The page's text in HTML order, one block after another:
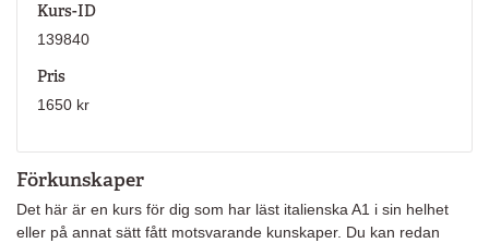
Förkunskaper
Det här är en kurs för dig som har läst italienska A1 i sin helhet
eller på annat sätt fått motsvarande kunskaper. Du kan redan
Kurs-ID
139840
Pris
1650 kr